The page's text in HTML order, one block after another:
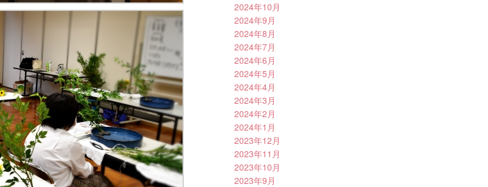
2024年10月
2024年9月
2024年8月
2024年7月
2024年6月
2024年5月
2024年4月
2024年3月
2024年2月
2024年1月
2023年12月
2023年11月
2023年10月
2023年9月